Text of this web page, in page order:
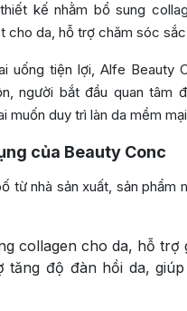
kế nhằm bổ sung
cho da, hỗ trợ chăm sóc
uống tiện lợi, Alfe Beauty
người bắt đầu quan tâm
muốn duy trì làn da mềm
của Beauty Conc
từ nhà sản xuất, sản phẩm
collagen cho da, hỗ trợ
tăng độ đàn hồi da,